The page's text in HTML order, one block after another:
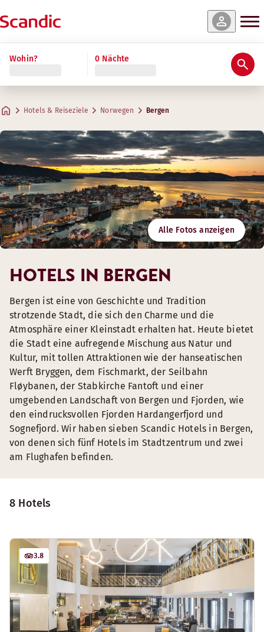
Wohin? 0 Nächte
Hotels & Reiseziele Norwegen Bergen
Alle Fotos anzeigen
8 Hotels
3.8
HOTELS IN BERGEN
Bergen ist eine von Geschichte und Tradition
strotzende Stadt, die sich den Charme und die
Atmosphäre einer Kleinstadt erhalten hat. Heute bietet
die Stadt eine aufregende Mischung aus Natur und
Kultur, mit tollen Attraktionen wie der hanseatischen
Werft Bryggen, dem Fischmarkt, der Seilbahn
Fløybanen, der Stabkirche Fantoft und einer
umgebenden Landschaft von Bergen und Fjorden, wie
den eindrucksvollen Fjorden Hardangerfjord und
Sognefjord. Wir haben sieben Scandic Hotels in Bergen,
von denen sich fünf Hotels im Stadtzentrum und zwei
am Flughafen befinden.